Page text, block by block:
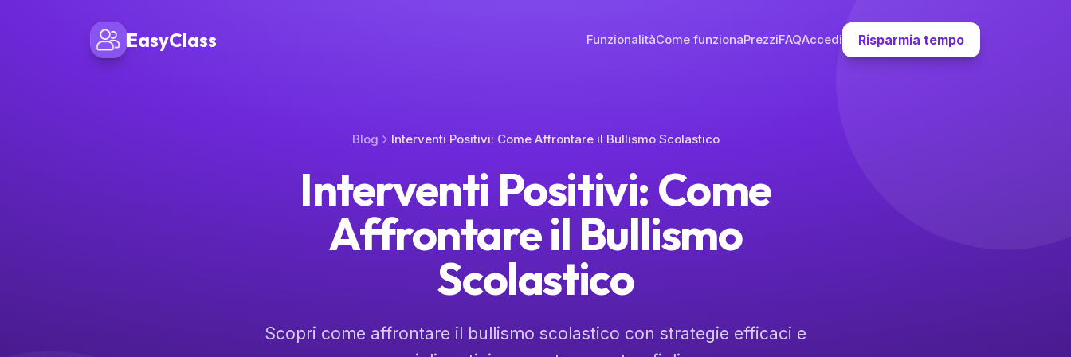
EasyClass FunzionalitàCome funzionaPrezziFAQAccedi Risparmia tempo
Blog Interventi Positivi: Come Affrontare il Bullismo Scolastico
Interventi Positivi: Come
Affrontare il Bullismo
Scolastico
Scopri come affrontare il bullismo scolastico con strategie efficaci e